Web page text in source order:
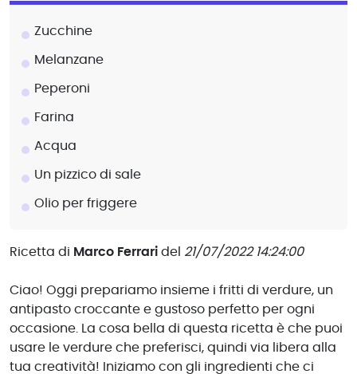
Ricetta di Marco Ferrari del 21/07/2022 14:24:00
Ciao! Oggi prepariamo insieme i fritti di verdure, un
antipasto croccante e gustoso perfetto per ogni
occasione. La cosa bella di questa ricetta è che puoi
usare le verdure che preferisci, quindi via libera alla
tua creatività! Iniziamo con gli ingredienti che ci
Zucchine
Melanzane
Peperoni
Farina
Acqua
Un pizzico di sale
Olio per friggere